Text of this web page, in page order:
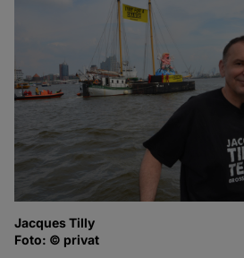
Jacques Tilly
Foto: © privat